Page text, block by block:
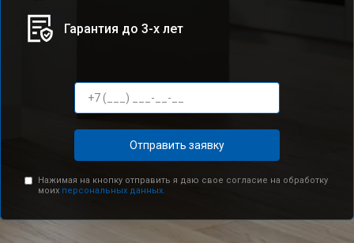
Гарантия до 3-х лет
Отправить заявку
Нажимая на кнопку отправить я даю свое согласие на обработку
моих персональных данных.